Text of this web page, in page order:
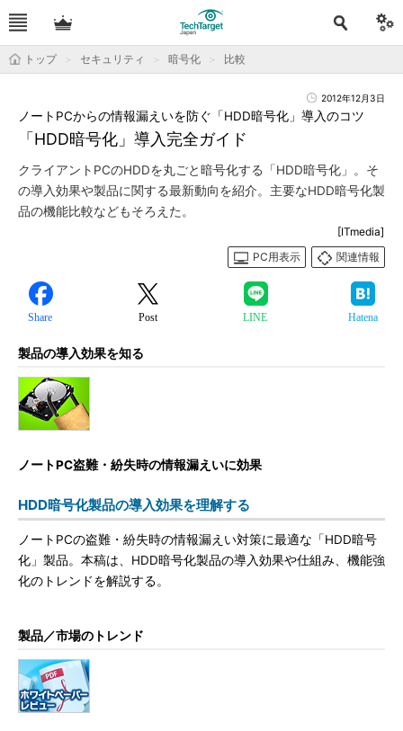
トップ セキュリティ 暗号化 比較
2012年12月3日
「HDD暗号化」導入完全ガイド
ノートPCからの情報漏えいを防ぐ「HDD暗号化」導入のコツ
クライアントPCのHDDを丸ごと暗号化する「HDD暗号化」。そ
の導入効果や製品に関する最新動向を紹介。主要なHDD暗号化製
品の機能比較などもそろえた。
[ITmedia]
PC用表示
関連情報
Share Post LINE Hatena
製品の導入効果を知る
ノートPC盗難・紛失時の情報漏えいに効果
HDD暗号化製品の導入効果を理解する
ノートPCの盗難・紛失時の情報漏えい対策に最適な「HDD暗号
化」製品。本稿は、HDD暗号化製品の導入効果や仕組み、機能強
化のトレンドを解説する。
製品／市場のトレンド